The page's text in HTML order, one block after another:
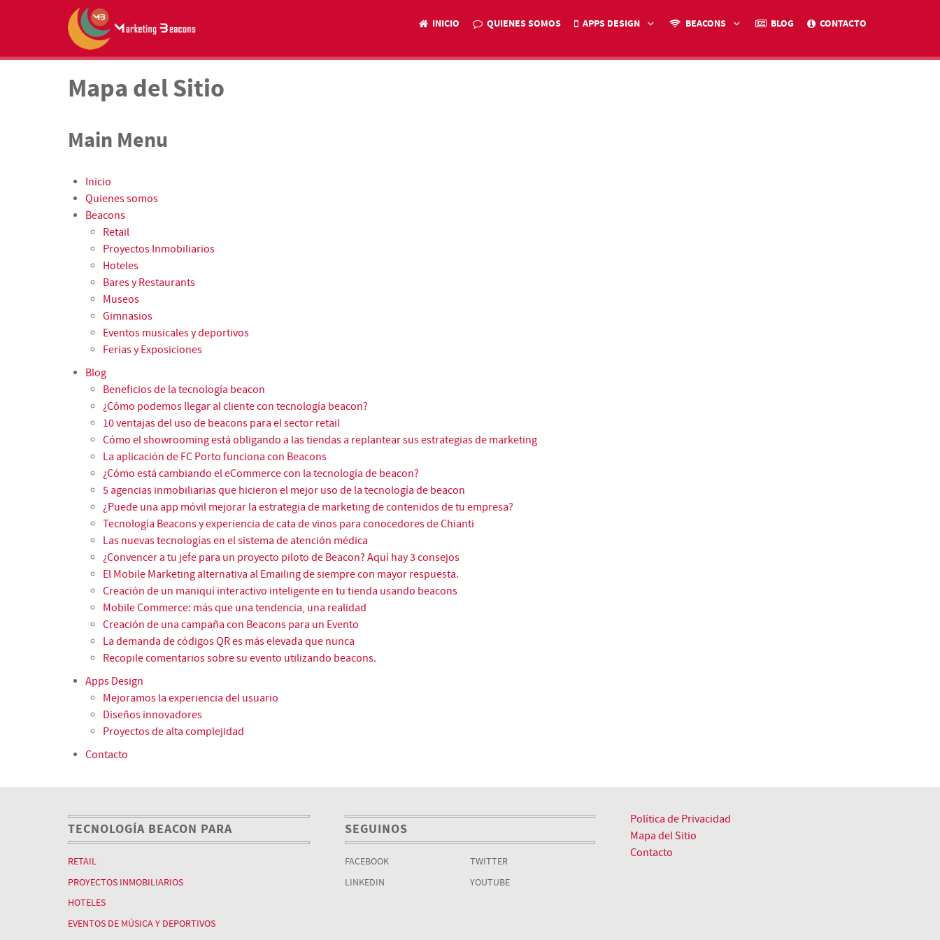
INICIO QUIENES SOMOS APPS DESIGN BEACONS BLOG CONTACTO
Mapa del Sitio
Main Menu
Inicio
Quienes somos
Beacons
Retail
Proyectos Inmobiliarios
Hoteles
Bares y Restaurants
Museos
Gimnasios
Eventos musicales y deportivos
Ferias y Exposiciones
Blog
Beneficios de la tecnología beacon
¿Cómo podemos llegar al cliente con tecnología beacon?
10 ventajas del uso de beacons para el sector retail
Cómo el showrooming está obligando a las tiendas a replantear sus estrategias de marketing
La aplicación de FC Porto funciona con Beacons
¿Cómo está cambiando el eCommerce con la tecnología de beacon?
5 agencias inmobiliarias que hicieron el mejor uso de la tecnología de beacon
¿Puede una app móvil mejorar la estrategia de marketing de contenidos de tu empresa?
Tecnología Beacons y experiencia de cata de vinos para conocedores de Chianti
Las nuevas tecnologías en el sistema de atención médica
¿Convencer a tu jefe para un proyecto piloto de Beacon? Aquí hay 3 consejos
El Mobile Marketing alternativa al Emailing de siempre con mayor respuesta.
Creación de un maniquí interactivo inteligente en tu tienda usando beacons
Mobile Commerce: más que una tendencia, una realidad
Creación de una campaña con Beacons para un Evento
La demanda de códigos QR es más elevada que nunca
Recopile comentarios sobre su evento utilizando beacons.
Apps Design
Mejoramos la experiencia del usuario
Diseños innovadores
Proyectos de alta complejidad
Contacto
TECNOLOGÍA BEACON PARA
RETAIL
PROYECTOS INMOBILIARIOS
HOTELES
EVENTOS DE MÚSICA Y DEPORTIVOS
SEGUINOS
FACEBOOK
TWITTER
LINKEDIN
YOUTUBE
Política de Privacidad
Mapa del Sitio
Contacto